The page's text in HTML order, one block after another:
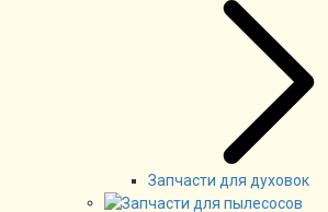
Запчасти для духовок